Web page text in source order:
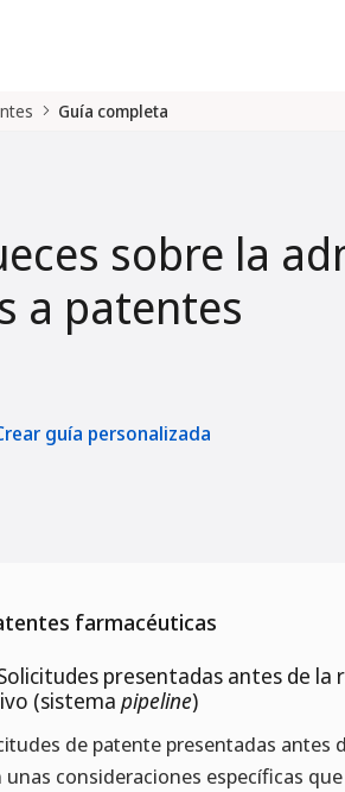
Guía completa
sobre la
a patentes
guía personalizada
farmacéuticas
presentadas antes de
(sistema pipeline)
de patente presentadas antes
unas consideraciones específicas